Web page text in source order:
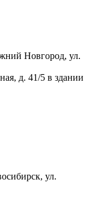
Новгород, ул.
д. 41/5 в здании
ул.